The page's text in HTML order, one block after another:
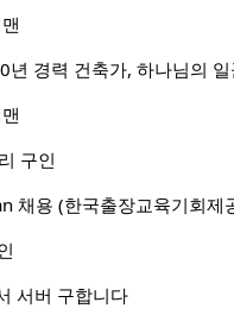
년 경력 건축가, 하나님의
구인
채용 (한국출장교육기회제
서버 구합니다